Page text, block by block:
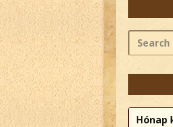
Search
Archívum